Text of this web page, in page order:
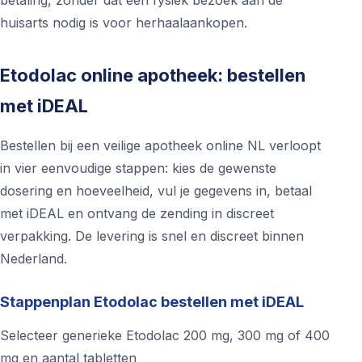
huisarts nodig is voor herhaalaankopen.
Etodolac online apotheek: bestellen
met iDEAL
Bestellen bij een veilige apotheek online NL verloopt
in vier eenvoudige stappen: kies de gewenste
dosering en hoeveelheid, vul je gegevens in, betaal
met iDEAL en ontvang de zending in discreet
verpakking. De levering is snel en discreet binnen
Nederland.
Stappenplan Etodolac bestellen met iDEAL
Selecteer generieke Etodolac 200 mg, 300 mg of 400
mg en aantal tabletten